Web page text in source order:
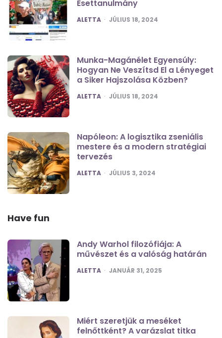
Esettanulmány
POSTED
ALETTA JÚLIUS 18, 2024
Munka-Magánélet Egyensúly:
Hogyan Ne Veszítsd El a Lényeget
a Siker Hajszolása Közben?
POSTED
ALETTA JÚLIUS 18, 2024
Napóleon: A logisztika zseniális
mestere és a modern stratégiai
tervezés
POSTED
ALETTA JÚLIUS 3, 2024
Have fun
Andy Warhol filozófiája: A
művészet és a valóság határán
POSTED
ALETTA JANUÁR 31, 2025
Miért szeretjük a meséket
felnőttként? A varázslat titka